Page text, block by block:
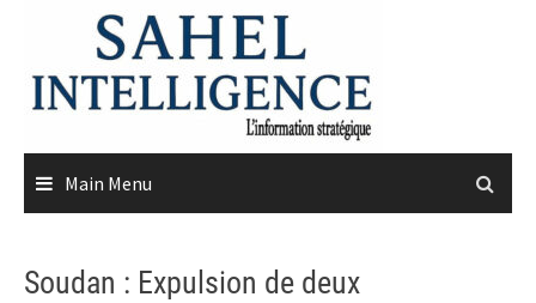
content
Main Menu
Soudan : Expulsion de deux